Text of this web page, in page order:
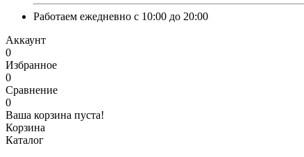
Работаем ежедневно с 10:00 до 20:00
Аккаунт
0
Избранное
0
Сравнение
0
Ваша корзина пуста!
Корзина
Каталог